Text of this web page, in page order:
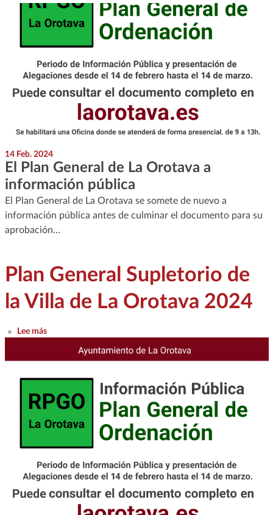
14 Feb. 2024
El Plan General de La Orotava a
información pública
El Plan General de La Orotava se somete de nuevo a
información pública antes de culminar el documento para su
aprobación…
Plan General Supletorio de
la Villa de La Orotava 2024
Lee mássobre Plan General Supletorio de la Villa de La Orotava 2024